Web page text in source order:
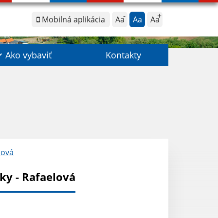
Mobilná aplikácia Aa Aa Aa
Ako vybaviť Kontakty
- Rafaelová